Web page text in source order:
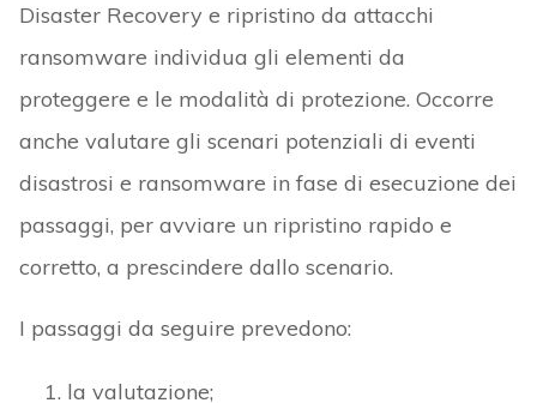
Disaster Recovery e ripristino da attacchi
ransomware individua gli elementi da
proteggere e le modalità di protezione. Occorre
anche valutare gli scenari potenziali di eventi
disastrosi e ransomware in fase di esecuzione dei
passaggi, per avviare un ripristino rapido e
corretto, a prescindere dallo scenario.
I passaggi da seguire prevedono:
la valutazione;